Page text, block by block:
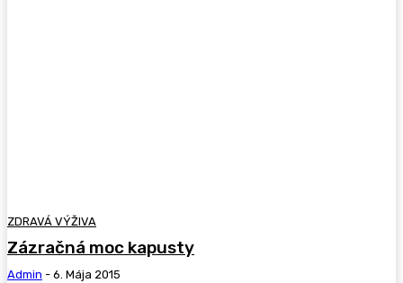
ZDRAVÁ VÝŽIVA
Zázračná moc kapusty
Admin - 6. Mája 2015